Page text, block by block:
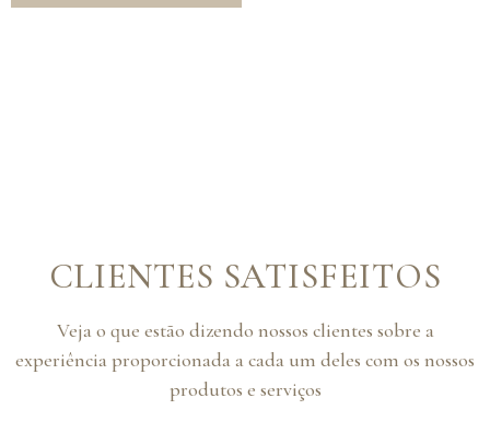
CLIENTES SATISFEITOS
Veja o que estão dizendo nossos clientes sobre a
experiência proporcionada a cada um deles com os nossos
produtos e serviços